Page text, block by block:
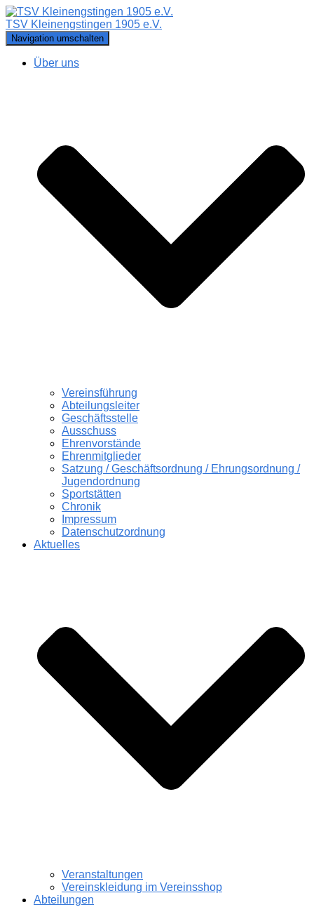
TSV Kleinengstingen 1905 e.V.
Navigation umschalten
Über uns
Vereinsführung
Abteilungsleiter
Geschäftsstelle
Ausschuss
Ehrenvorstände
Ehrenmitglieder
Satzung / Geschäftsordnung / Ehrungsordnung /
Jugendordnung
Sportstätten
Chronik
Impressum
Datenschutzordnung
Aktuelles
Veranstaltungen
Vereinskleidung im Vereinsshop
Abteilungen